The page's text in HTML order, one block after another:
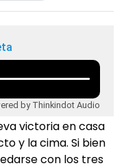
by Thinkindot Audio
victoria en casa
y la cima. Si bien
con los tres